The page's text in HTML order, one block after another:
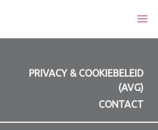
PRIVACY & COOKIEBELEID
(AVG)
CONTACT